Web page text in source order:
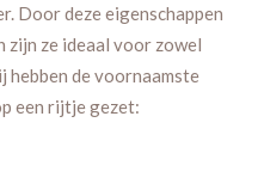
Door deze eigenschappen
zijn ze ideaal voor zowel
hebben de voornaamste
een rijtje gezet: